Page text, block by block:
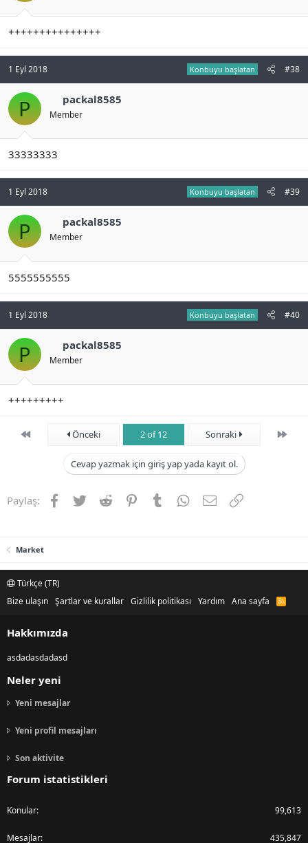
+++++++++++++++
1 Eyl 2018 Konbuyu başlatan #38
P packal8585
Member
33333333
1 Eyl 2018 Konbuyu başlatan #39
P packal8585
Member
5555555555
1 Eyl 2018 Konbuyu başlatan #40
P packal8585
Member
+++++++++
First Önceki 2 of 12 Sonraki Son
Cevap yazmak için giriş yap yada kayıt ol.
Paylaş: Facebook
TwitterReddit PinterestTumblrWhatsApp
E-postaLink
Market
Türkçe (TR)
Bize ulaşın Şartlar ve kurallar Gizlilik politikası Yardım Ana sayfa
R
Hakkımızda
asdadasdadasd
Neler yeni
Yeni mesajlar
Yeni profil mesajları
Son aktivite
Forum istatistikleri
Konular 99,613
Mesajlar 435,847